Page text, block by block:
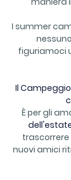
I summer
figuriamoci
Il
È per gli
nuovi amici